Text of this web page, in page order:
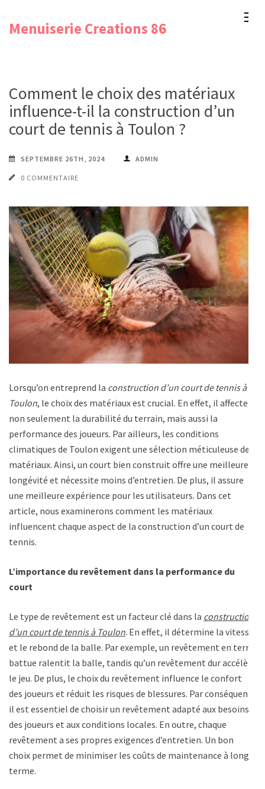
Menuiserie Creations 86
Comment le choix des matériaux
influence-t-il la construction d’un
court de tennis à Toulon ?
SEPTEMBRE 26TH, 2024 ADMIN
0 COMMENTAIRE
Lorsqu’on entreprend la construction d’un court de tennis à
Toulon, le choix des matériaux est crucial. En effet, il affecte
non seulement la durabilité du terrain, mais aussi la
performance des joueurs. Par ailleurs, les conditions
climatiques de Toulon exigent une sélection méticuleuse des
matériaux. Ainsi, un court bien construit offre une meilleure
longévité et nécessite moins d’entretien. De plus, il assure
une meilleure expérience pour les utilisateurs. Dans cet
article, nous examinerons comment les matériaux
influencent chaque aspect de la construction d’un court de
tennis.
L’importance du revêtement dans la performance du
court
Le type de revêtement est un facteur clé dans la construction
d’un court de tennis à Toulon. En effet, il détermine la vitesse
et le rebond de la balle. Par exemple, un revêtement en terre
battue ralentit la balle, tandis qu’un revêtement dur accélère
le jeu. De plus, le choix du revêtement influence le confort
des joueurs et réduit les risques de blessures. Par conséquent,
il est essentiel de choisir un revêtement adapté aux besoins
des joueurs et aux conditions locales. En outre, chaque
revêtement a ses propres exigences d’entretien. Un bon
choix permet de minimiser les coûts de maintenance à long
terme.